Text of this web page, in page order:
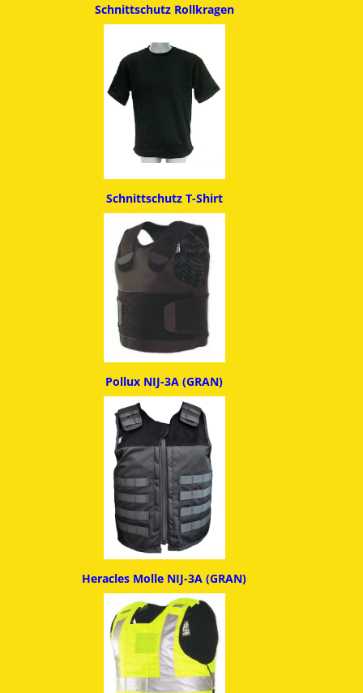
SchnittschutzRollkragen
Schnittschutz T-Shirt
Pollux NIJ-3A (GRAN)
Heracles Molle NIJ-3A (GRAN)